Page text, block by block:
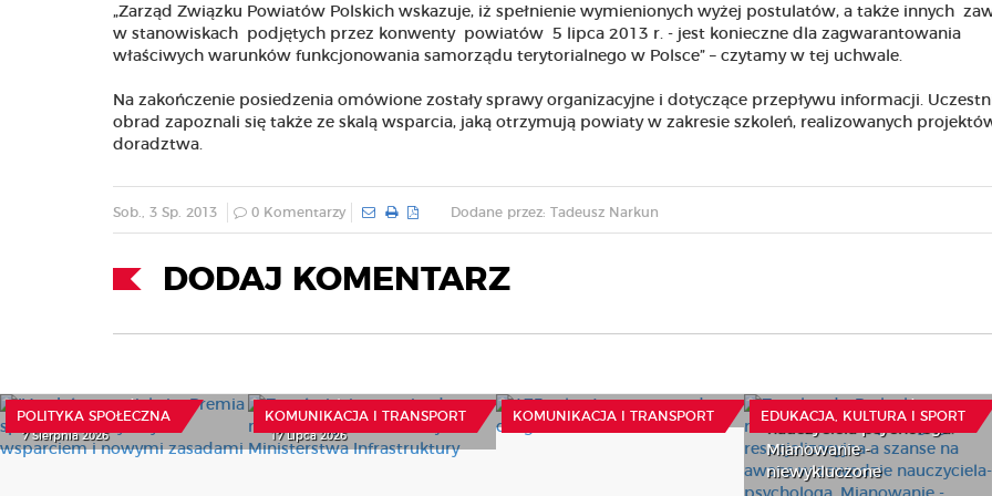
„Zarząd Związku Powiatów Polskich wskazuje, iż spełnienie wymienionych wyżej postulatów, a także innych
w stanowiskach podjętych przez konwenty powiatów 5 lipca 2013 r. - jest konieczne dla zagwarantowania
właściwych warunków funkcjonowania samorządu terytorialnego w Polsce” – czytamy w tej uchwale.
Na zakończenie posiedzenia omówione zostały sprawy organizacyjne i dotyczące przepływu informacji.
obrad zapoznali się także ze skalą wsparcia, jaką otrzymują powiaty w zakresie szkoleń, realizowanych
doradztwa.
Sob., 3 Sp. 2013 0 Komentarzy Dodane przez: Tadeusz Narkun
DODAJ KOMENTARZ
POLITYKA SPOŁECZNA
7 Sierpnia 2026
KOMUNIKACJA I TRANSPORT
17 Lipca 2026
KOMUNIKACJA I TRANSPORT
29 Lipca 2026 EDUKACJA, KULTURA I SPORT
Mianowanie -
niewykluczone